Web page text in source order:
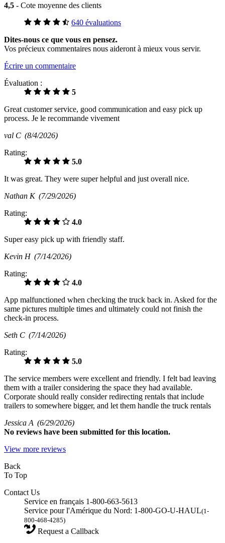
4,5 - Cote moyenne des clients
640 évaluations
Dites-nous ce que vous en pensez.
Vos précieux commentaires nous aideront à mieux vous servir.
Écrire un commentaire
Évaluation :
5
Great customer service, good communication and easy pick up
process. Je le recommande vivement
val C (8/4/2026)
Rating:
5.0
It was great. They were super helpful and just overall nice.
Nathan K (7/29/2026)
Rating:
4.0
Super easy pick up with friendly staff.
Kevin H (7/14/2026)
Rating:
4.0
App malfunctioned when checking the truck back in. Asked for the
same pictures multiple times and ultimately could not finish the
check-in process.
Seth C (7/14/2026)
Rating:
5.0
The service members were excellent and friendly. I felt bad leaving
them with a trailer considering the space they had available.
Corporate should really consider redirecting rentals that include
trailers to somewhere bigger, and let them handle the truck rentals
Jessica A (6/29/2026)
No reviews have been submitted for this location.
View more reviews
Back
To Top
Contact Us
Service en français 1-800-663-5613
Service pour l'Amérique du Nord: 1-800-GO-U-HAUL(1-
800-468-4285)
Request a Callback